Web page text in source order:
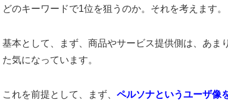
どのキーワードで1位を狙うのか。それを考えます。
基本として、まず、商品やサービス提供側は、あまり
た気になっています。
これを前提として、まず、 ペルソナというユーザ像